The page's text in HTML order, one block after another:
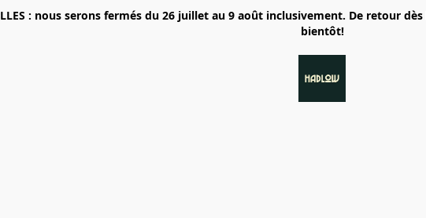
: nous serons fermés du 26 juillet au 9 août inclusivement. De retour
bientôt!